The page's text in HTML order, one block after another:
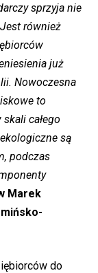
sprzyja nie
również
już
Nowoczesna
to
całego
są
podczas
Marek
do